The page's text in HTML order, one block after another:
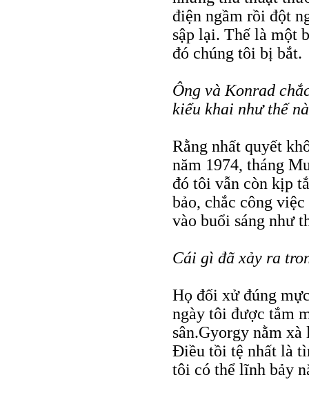
điện ngầm rồi đột
sập lại. Thế là một
đó chúng tôi bị bắt.
Ông và Konrad
kiểu khai như thế
Rằng nhất quyết
năm 1974, tháng
đó tôi vẫn còn kịp
bảo, chắc công
vào buổi sáng như
Cái gì đã xảy ra
Họ đối xử đúng
ngày tôi được tắm
sân.Gyorgy nằm
Ðiều tồi tệ nhất là
tôi có thể lĩnh bảy